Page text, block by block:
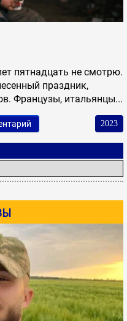
пятнадцать не смотрю.
праздник,
Французы, итальянцы...
2023